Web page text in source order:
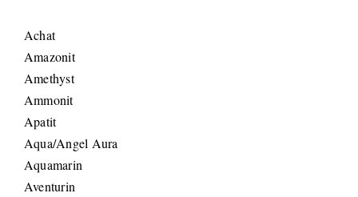
Achat
Amazonit
Amethyst
Ammonit
Apatit
Aqua/Angel Aura
Aquamarin
Aventurin